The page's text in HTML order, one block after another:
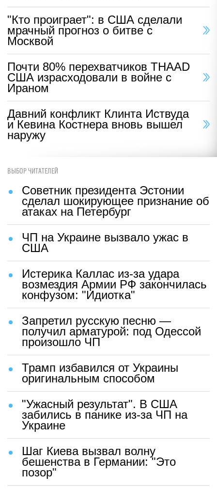
"Кто проиграет": в США сделали
мрачный прогноз о битве с
Москвой
Почти 80% перехватчиков THAAD
США израсходовали в войне с
Ираном
Давний конфликт Клинта Иствуда
и Кевина Костнера вновь вышел
наружу
ВЫБОР ЧИТАТЕЛЕЙ
Советник президента Эстонии
сделал шокирующее признание об
атаках на Петербург
ЧП на Украине вызвало ужас в
США
Истерика Каллас из-за удара
возмездия Армии РФ закончилась
конфузом: "Идиотка"
Запретил русскую песню —
получил арматурой: под Одессой
произошло ЧП
Трамп избавился от Украины
оригинальным способом
"Ужасный результат". В США
забились в панике из-за ЧП на
Украине
Шаг Киева вызвал волну
бешенства в Германии: "Это
позор"